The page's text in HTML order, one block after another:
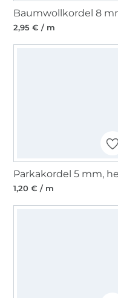
2,95 € / m
1,20 € / m